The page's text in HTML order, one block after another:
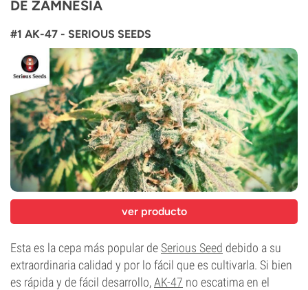
DE ZAMNESIA
#1 AK-47 - SERIOUS SEEDS
ver producto
Esta es la cepa más popular de Serious Seed debido a su
extraordinaria calidad y por lo fácil que es cultivarla. Si bien
es rápida y de fácil desarrollo,AK-47 no escatima en el